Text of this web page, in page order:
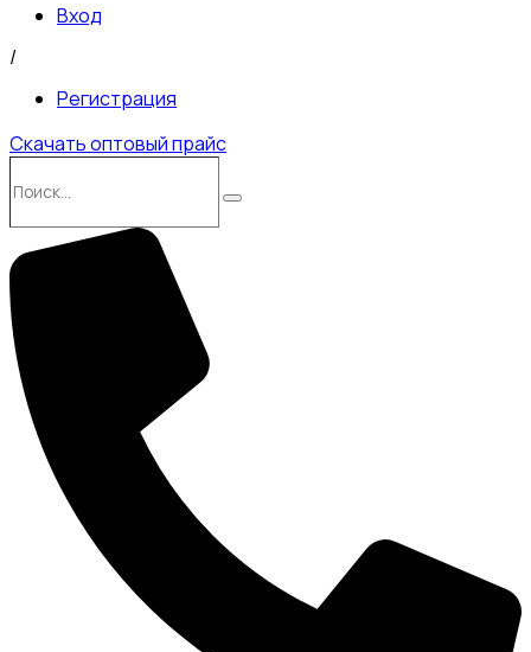
Вход
/
Регистрация
Скачать оптовый прайс
Поиск